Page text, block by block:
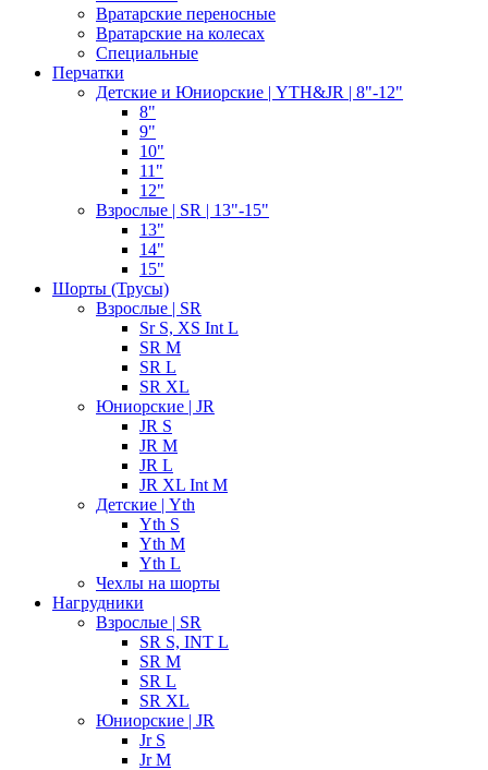
Вратарские переносные
Вратарские на колесах
Специальные
Перчатки
Детские и Юниорские | YTH&JR | 8"-12"
8"
9"
10"
11"
12"
Взрослые | SR | 13"-15"
13"
14"
15"
Шорты (Трусы)
Взрослые | SR
Sr S, XS Int L
SR M
SR L
SR XL
Юниорские | JR
JR S
JR M
JR L
JR XL Int M
Детские | Yth
Yth S
Yth M
Yth L
Чехлы на шорты
Нагрудники
Взрослые | SR
SR S, INT L
SR M
SR L
SR XL
Юниорские | JR
Jr S
Jr M